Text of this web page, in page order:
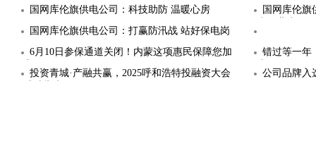
国网库伦旗供电公司：科技助防 温暖心房
国网库伦旗
国网库伦旗供电公司：打赢防汛战 站好保电岗
6月10日参保通道关闭！内蒙这项惠民保障您加
错过等一年
投资青城·产融共赢，2025呼和浩特投融资大会
公司品牌入